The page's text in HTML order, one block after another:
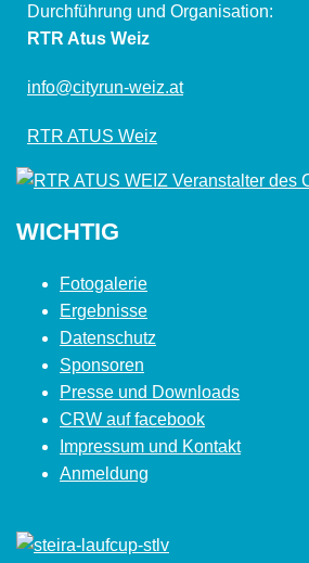
Durchführung und Organisation:
RTR Atus Weiz
info@cityrun-weiz.at
RTR ATUS Weiz
WICHTIG
Fotogalerie
Ergebnisse
Datenschutz
Sponsoren
Presse und Downloads
CRW auf facebook
Impressum und Kontakt
Anmeldung